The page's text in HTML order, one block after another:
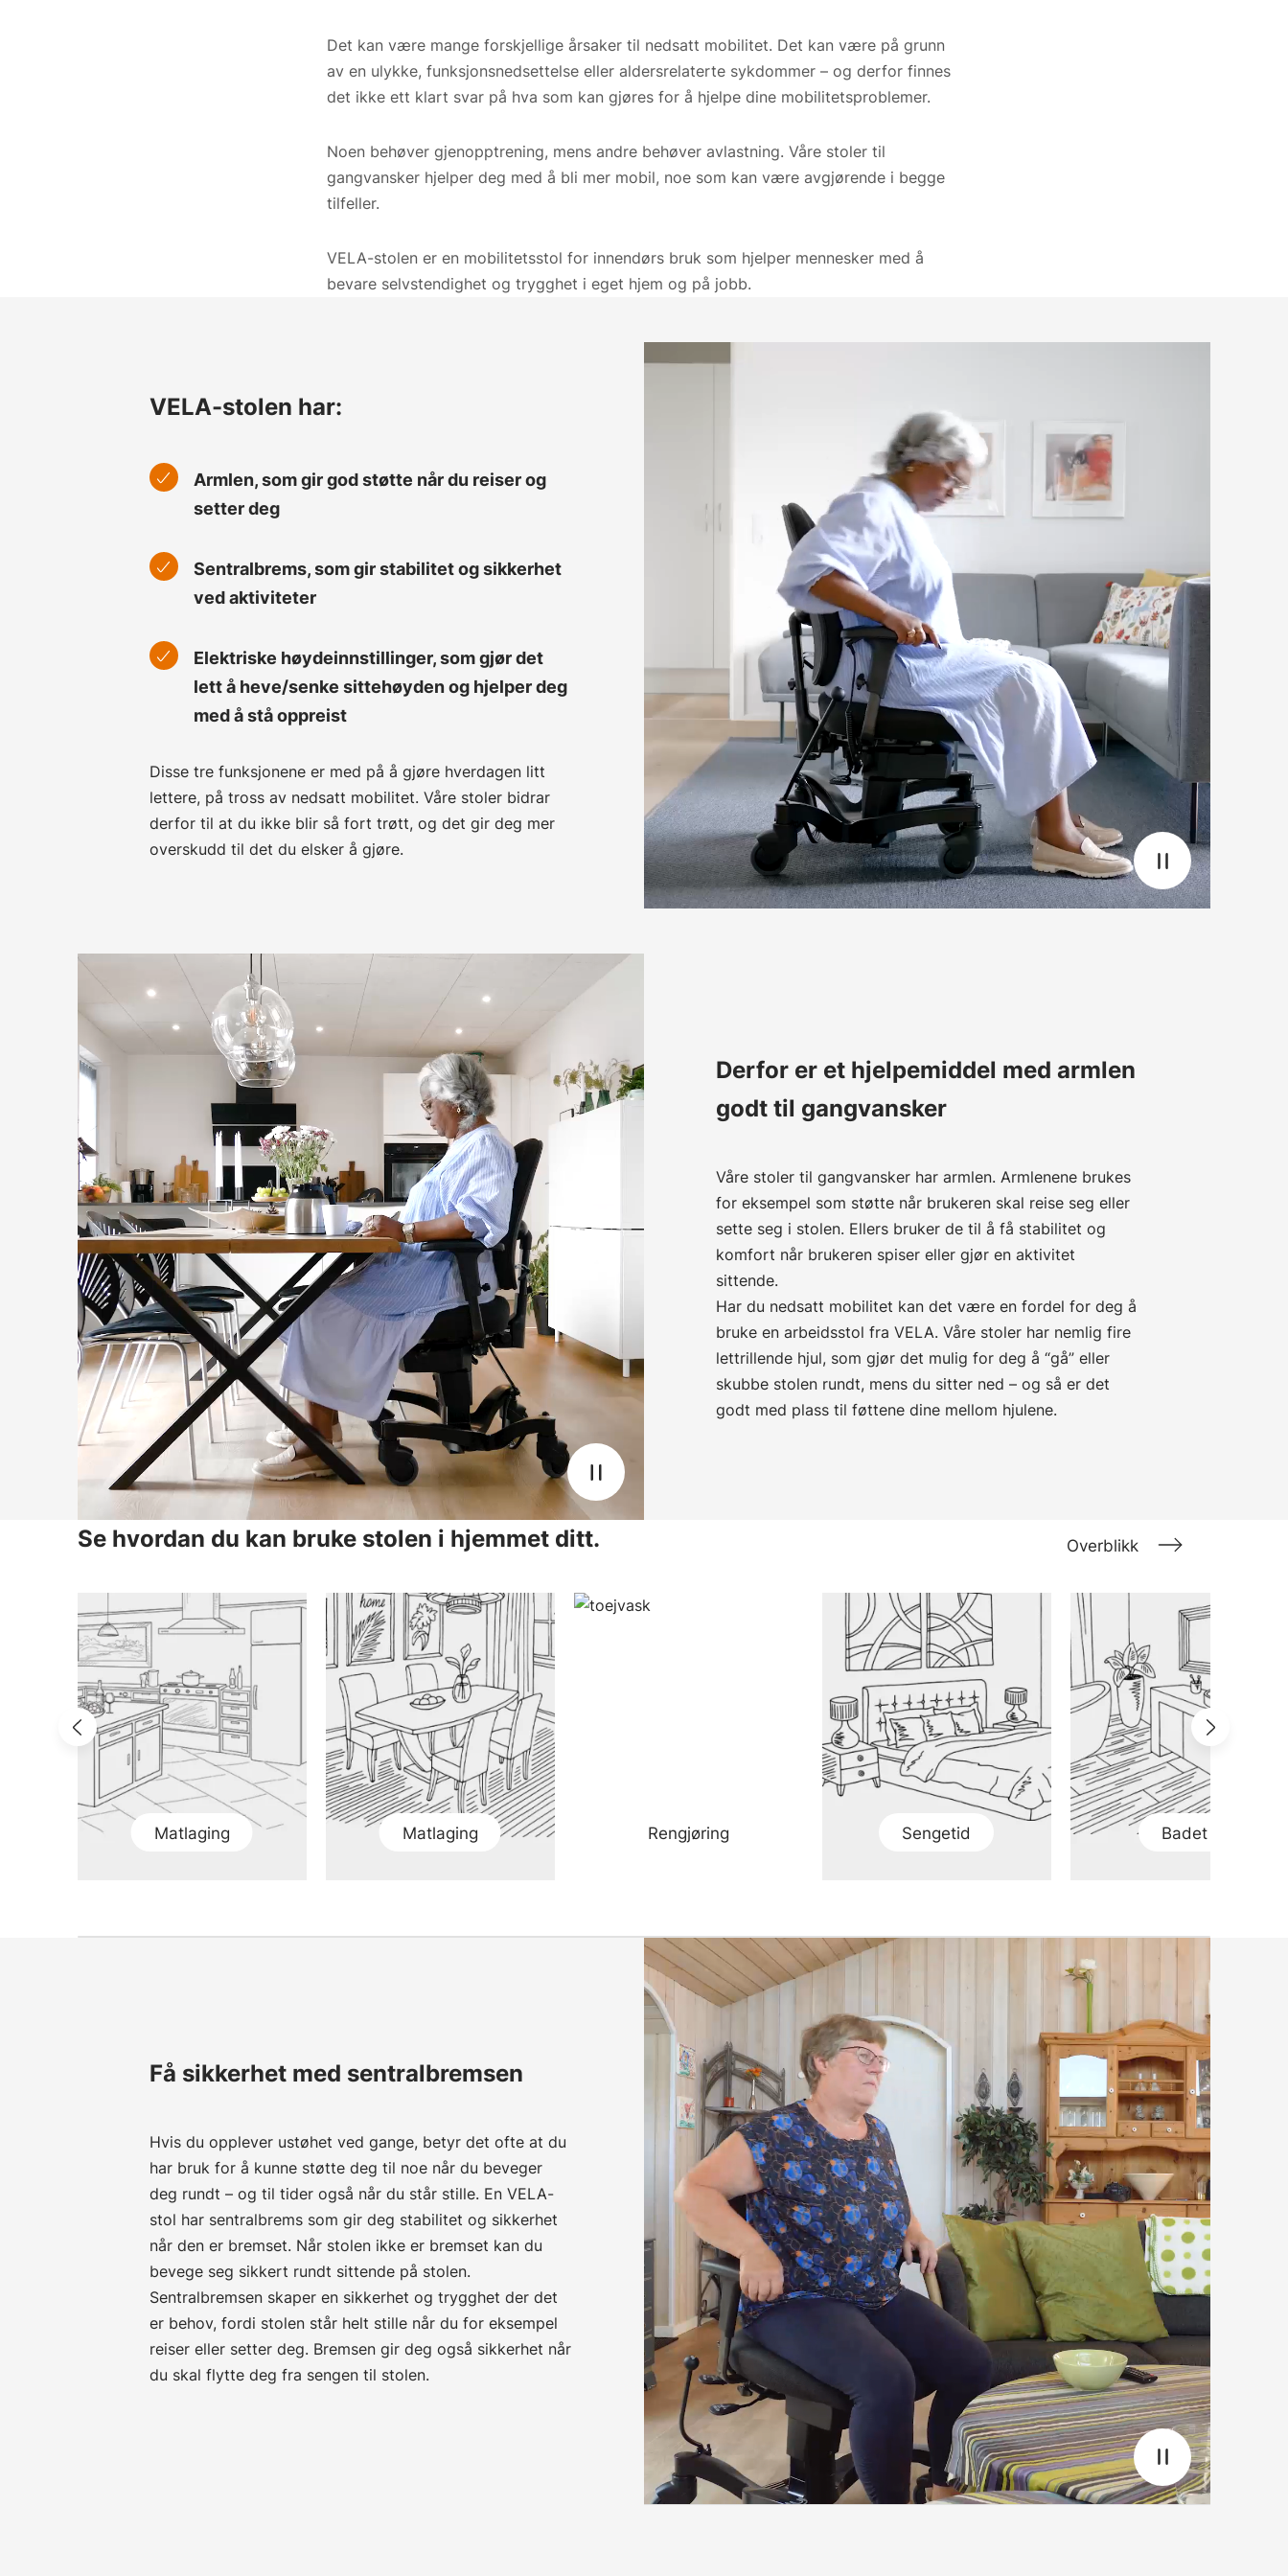
Det kan være mange forskjellige årsaker til nedsatt mobilitet. Det kan være på grunn
av en ulykke, funksjonsnedsettelse eller aldersrelaterte sykdommer – og derfor finnes
det ikke ett klart svar på hva som kan gjøres for å hjelpe dine mobilitetsproblemer.
Noen behøver gjenopptrening, mens andre behøver avlastning. Våre stoler til
gangvansker hjelper deg med å bli mer mobil, noe som kan være avgjørende i begge
tilfeller.
VELA-stolen er en mobilitetsstol for innendørs bruk som hjelper mennesker med å
bevare selvstendighet og trygghet i eget hjem og på jobb.
VELA-stolen har:
Armlen, som gir god støtte når du reiser og
setter deg
Sentralbrems, som gir stabilitet og sikkerhet
ved aktiviteter
Elektriske høydeinnstillinger, som gjør det
lett å heve/senke sittehøyden og hjelper deg
med å stå oppreist
Disse tre funksjonene er med på å gjøre hverdagen litt
lettere, på tross av nedsatt mobilitet. Våre stoler bidrar
derfor til at du ikke blir så fort trøtt, og det gir deg mer
overskudd til det du elsker å gjøre.
Derfor er et hjelpemiddel med armlen
godt til gangvansker
Våre stoler til gangvansker har armlen. Armlenene brukes
for eksempel som støtte når brukeren skal reise seg eller
sette seg i stolen. Ellers bruker de til å få stabilitet og
komfort når brukeren spiser eller gjør en aktivitet
sittende.
Har du nedsatt mobilitet kan det være en fordel for deg å
bruke en arbeidsstol fra VELA. Våre stoler har nemlig fire
lettrillende hjul, som gjør det mulig for deg å “gå” eller
skubbe stolen rundt, mens du sitter ned – og så er det
godt med plass til føttene dine mellom hjulene.
Se hvordan du kan bruke stolen i hjemmet ditt. Overblikk
Matlaging Matlaging Rengjøring Sengetid Badet
Få sikkerhet med sentralbremsen
Hvis du opplever ustøhet ved gange, betyr det ofte at du
har bruk for å kunne støtte deg til noe når du beveger
deg rundt – og til tider også når du står stille. En VELA-
stol har sentralbrems som gir deg stabilitet og sikkerhet
når den er bremset. Når stolen ikke er bremset kan du
bevege seg sikkert rundt sittende på stolen.
Sentralbremsen skaper en sikkerhet og trygghet der det
er behov, fordi stolen står helt stille når du for eksempel
reiser eller setter deg. Bremsen gir deg også sikkerhet når
du skal flytte deg fra sengen til stolen.
Choose country
Confirm country selection